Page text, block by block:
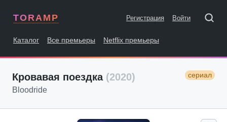
TORAMP Регистрация Войти
Каталог Все премьеры Netflix премьеры
Кровавая поездка (2020) сериал
Bloodride